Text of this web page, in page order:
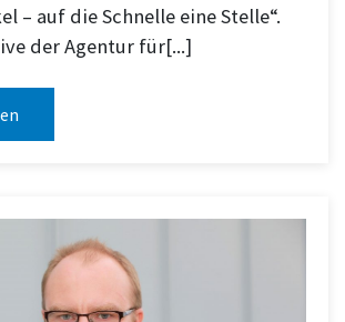
– auf die Schnelle eine Stelle“.
der Agentur für[...]